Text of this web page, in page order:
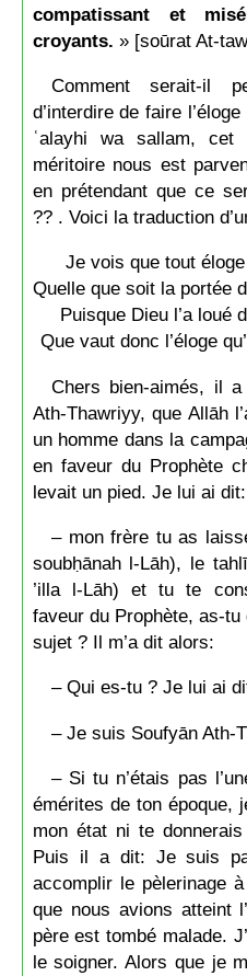
compatissant et
croyants. » [soūrat At-
Comment serait-il
d’interdire de faire
ʿalayhi wa sallam,
méritoire nous est
en prétendant que ce
?? . Voici la traduction
Je vois que tout
Quelle que soit la portée
Puisque Dieu l’a loué
Que vaut donc l’éloge
Chers bien-aimés, il
Ath-Thawriyy, que Allāh
un homme dans la
en faveur du Prophète
levait un pied. Je lui ai dit:
– mon frère tu as
soubḥānah l-Lāh), le
’illa l-Lāh) et tu te
faveur du Prophète, as-
sujet ? Il m’a dit alors:
– Qui es-tu ? Je lui ai
– Je suis Soufyān Ath-
– Si tu n’étais pas
émérites de ton époque,
mon état ni te
Puis il a dit: Je suis
accomplir le pèlerinage
que nous avions atteint
père est tombé malade.
le soigner. Alors que je